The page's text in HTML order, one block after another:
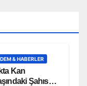
& HABERLER
Kan
Şahıs